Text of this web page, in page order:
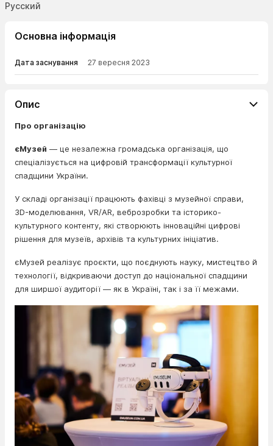
Русский
Основна інформація
Дата заснування 27 вересня 2023
Опис
Про організацію
єМузей — це незалежна громадська організація, що
спеціалізується на цифровій трансформації культурної
спадщини України.
У складі організації працюють фахівці з музейної справи,
3D-моделювання, VR/AR, веброзробки та історико-
культурного контенту, які створюють інноваційні цифрові
рішення для музеїв, архівів та культурних ініціатив.
єМузей реалізує проєкти, що поєднують науку, мистецтво й
технології, відкриваючи доступ до національної спадщини
для ширшої аудиторії — як в Україні, так і за її межами.